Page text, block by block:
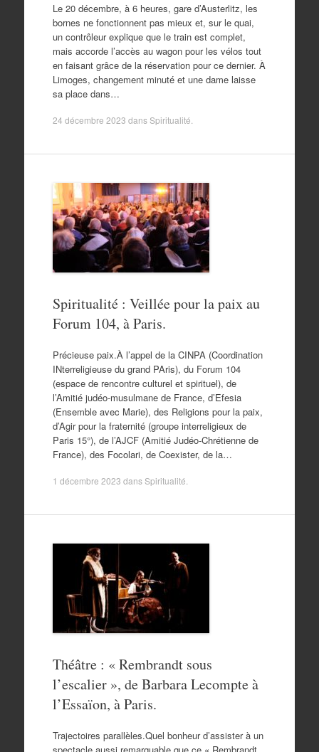
Le 20 décembre, à 6 heures, gare d’Austerlitz, les
bornes ne fonctionnent pas mieux et, sur le quai,
un contrôleur explique que le train est complet,
mais accorde l’accès au wagon pour les vélos tout
en faisant grâce de la réservation pour ce dernier. À
Limoges, changement minuté et une dame laisse
sa place dans…
24 décembre 2023 dansSpiritualité
Spiritualité : Veillée pour la paix au
Forum 104, à Paris.
Précieuse paix.À l’appel de la CINPA (Coordination
INterreligieuse du grand PAris), du Forum 104
(espace de rencontre culturel et spirituel), de
l’Amitié judéo-musulmane de France, d’Efesia
(Ensemble avec Marie), des Religions pour la paix,
d’Agir pour la fraternité (groupe interreligieux de
Paris 15°), de l’AJCF (Amitié Judéo-Chrétienne de
France), des Focolari, de Coexister, de la…
1 décembre 2023 dansSpiritualité
Théâtre : « Rembrandt sous
l’escalier », de Barbara Lecompte à
l’Essaïon, à Paris.
Trajectoires parallèles.Quel bonheur d’assister à un
spectacle aussi remarquable que ce « Rembrandt